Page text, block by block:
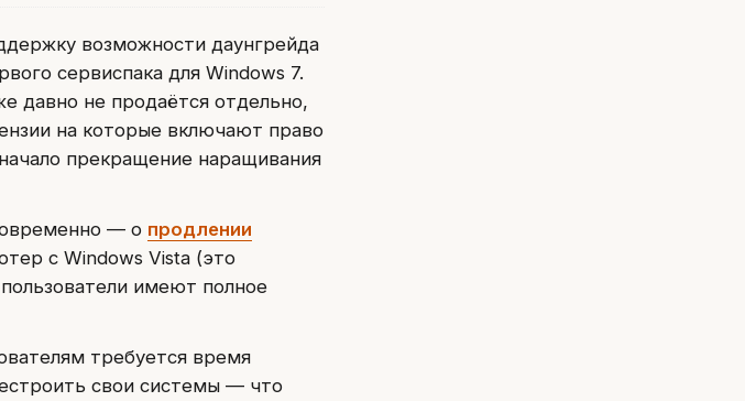
возможности даунгрейда
сервиспака для Windows 7.
давно не продаётся отдельно,
на которые включают право
прекращение наращивания
— о продлении
с Windows Vista (это
имеют полное
требуется время
свои системы — что